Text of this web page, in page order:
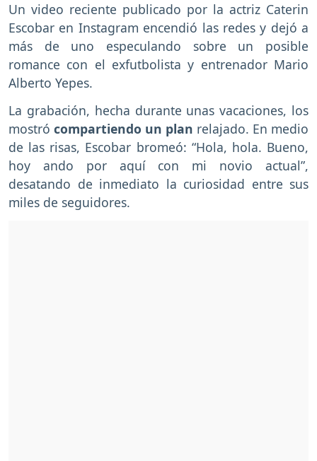
Un video reciente publicado por la actriz Caterin
Escobar en Instagram encendió las redes y dejó a
más de uno especulando sobre un posible
romance con el exfutbolista y entrenador Mario
Alberto Yepes.
La grabación, hecha durante unas vacaciones, los
mostró compartiendo un plan relajado. En medio
de las risas, Escobar bromeó: “Hola, hola. Bueno,
hoy ando por aquí con mi novio actual”,
desatando de inmediato la curiosidad entre sus
miles de seguidores.